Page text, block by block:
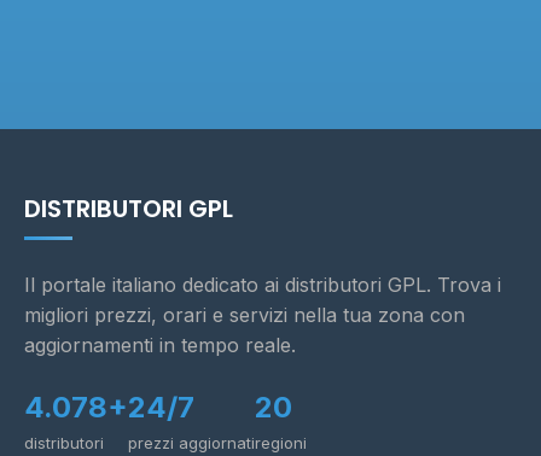
DISTRIBUTORI GPL
Il portale italiano dedicato ai distributori GPL. Trova i
migliori prezzi, orari e servizi nella tua zona con
aggiornamenti in tempo reale.
4.078+
distributori
24/7
prezzi aggiornati
20
regioni